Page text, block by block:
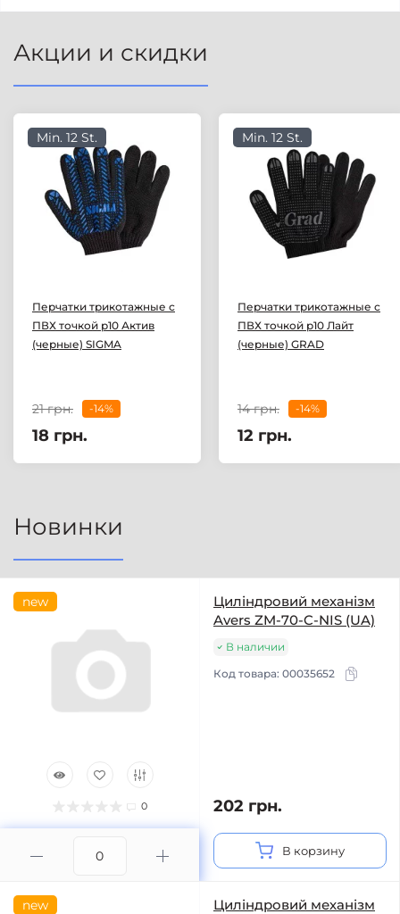
Акции и скидки
Min. 12 St.
Перчатки трикотажные с
ПВХ точкой р10 Актив
(черные) SIGMA
21 грн. -14%
18 грн.
Min. 12 St.
Перчатки трикотажные с
ПВХ точкой р10 Лайт
(черные) GRAD
14 грн. -14%
12 грн.
Новинки
new
0
Циліндровий механізм
Avers ZM-70-C-NIS (UA)
В наличии
Код товара: 00035652
202 грн.
В корзину
new
Циліндровий механізм